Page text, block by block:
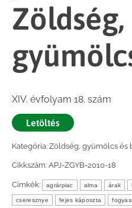
Zöldség,
XIV. évfolyam 18. szám
Letöltés
Kategória: Zöldség, gyümölcs és
Cikkszám: APJ-ZGYB-2010-18
Címkék: agrárpiac alma árak
cseresznye fejes káposzta